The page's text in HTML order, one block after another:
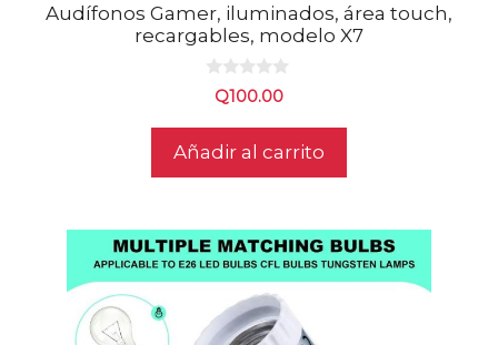
Audífonos Gamer, iluminados, área touch,
recargables, modelo X7
Q100.00
Añadir al carrito